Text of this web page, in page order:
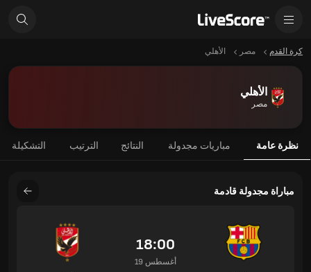
كرة القدم مصر الأهلي
الأهلي
مصر
نظرة عامة مباريات مجدولة النتائج الترتيب التشكيلة
مباراة مجدولة قادمة
18:00
19 أغسطس